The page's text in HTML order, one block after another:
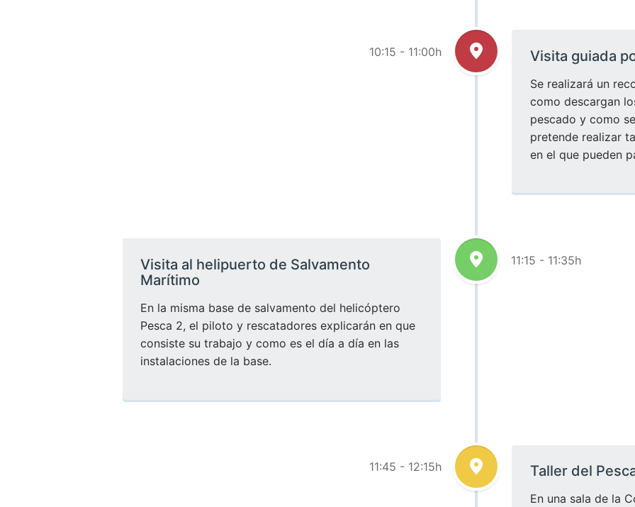
Visita guiada
Se realizará un
como descargan
pescado y como
pretende realizar
en el que pueden
10:15 - 11:00h
Visita al helipuerto de Salvamento
Marítimo
En la misma base de salvamento del helicóptero
Pesca 2, el piloto y rescatadores explicarán en que
consiste su trabajo y como es el día a día en las
instalaciones de la base.
11:15 - 11:35h
Taller del
En una sala de la
11:45 - 12:15h